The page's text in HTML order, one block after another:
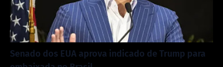
Senado dos EUA aprova indicado de Trump para